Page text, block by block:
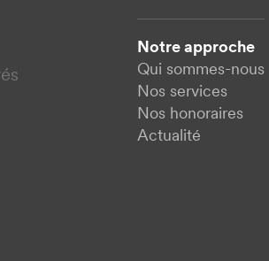
Notre approche
Qui sommes-nous
Nos services
Nos honoraires
Actualité